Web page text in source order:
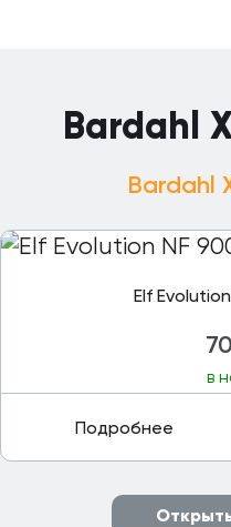
Bardahl
Bardahl
Elf
в
Подробнее